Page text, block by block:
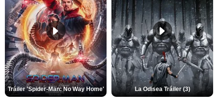
Tráiler 'Spider-Man: No Way Home' La Odisea Tráiler (3)